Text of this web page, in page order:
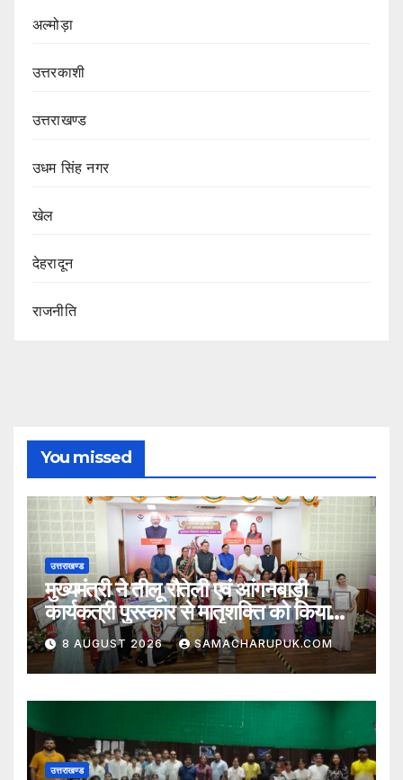
अल्मोड़ा
उत्तरकाशी
उत्तराखण्ड
उधम सिंह नगर
खेल
देहरादून
राजनीति
You missed
उत्तराखण्ड
मुख्यमंत्री ने तीलू रौतेली एवं आंगनबाड़ी
कार्यकत्री पुरस्कार से मातृशक्ति को किया
सम्मानित
8 AUGUST 2026 SAMACHARUPUK.COM
उत्तराखण्ड